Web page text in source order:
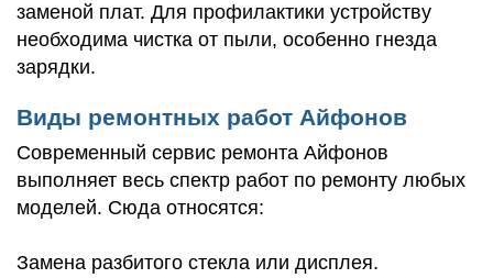
заменой плат. Для профилактики устройству
необходима чистка от пыли, особенно гнезда
зарядки.
Виды ремонтных работ Айфонов
Современный сервис ремонта Айфонов
выполняет весь спектр работ по ремонту любых
моделей. Сюда относятся:
Замена разбитого стекла или дисплея.